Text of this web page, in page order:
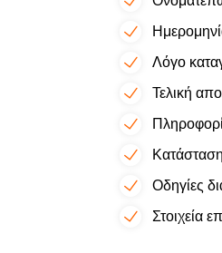
Λόγο
Τελική
Οδηγίες
Στοιχεία